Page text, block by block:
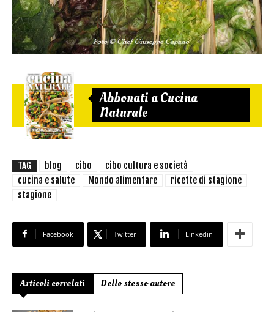
Abbonati a Cucina
Naturale
TAG blog cibo
cibo cultura e società
cucina e salute
Mondo alimentare
ricette di stagione
stagione
Facebook Twitter Linkedin
Articoli correlati Dello stesso autore